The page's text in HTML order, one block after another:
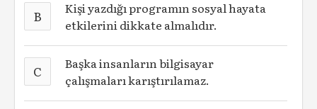
B
Kişi yazdığı programın sosyal hayata
etkilerini dikkate almalıdır.
C
Başka insanların bilgisayar
çalışmaları karıştırılamaz.